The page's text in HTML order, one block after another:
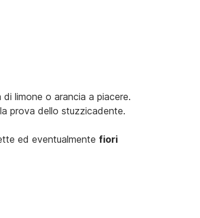
limone o arancia a piacere.
prova dello stuzzicadente.
ed eventualmente fiori